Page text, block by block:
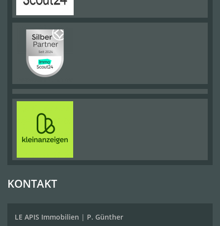
KONTAKT
LE APIS Immobilien | P. Günther